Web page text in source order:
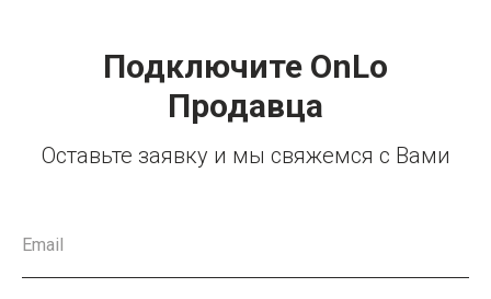
Подключите OnLo
Продавца
Оставьте заявку и мы свяжемся с Вами
Email